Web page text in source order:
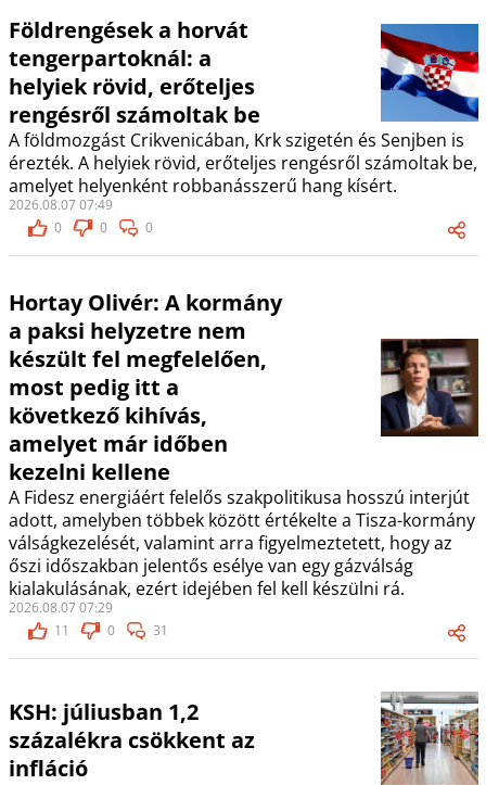
Földrengések a horvát
tengerpartoknál: a
helyiek rövid, erőteljes
rengésről számoltak be
A földmozgást Crikvenicában, Krk szigetén és Senjben is
érezték. A helyiek rövid, erőteljes rengésről számoltak be,
amelyet helyenként robbanásszerű hang kísért.
2026.08.07 07:49
0
0 0
Hortay Olivér: A kormány
a paksi helyzetre nem
készült fel megfelelően,
most pedig itt a
következő kihívás,
amelyet már időben
kezelni kellene
A Fidesz energiáért felelős szakpolitikusa hosszú interjút
adott, amelyben többek között értékelte a Tisza-kormány
válságkezelését, valamint arra figyelmeztetett, hogy az
őszi időszakban jelentős esélye van egy gázválság
kialakulásának, ezért idejében fel kell készülni rá.
2026.08.07 07:29
11
0 31
KSH: júliusban 1,2
százalékra csökkent az
infláció